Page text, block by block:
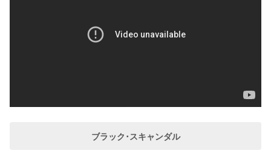
ブラック･スキャンダル